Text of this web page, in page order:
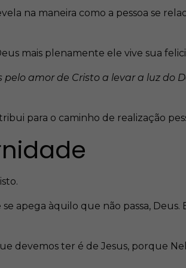
na maneira como a pessoa se
mais plenamente ele vive sua
pelo amor de Cristo a levar a luz do
para o caminho de realização
apega àquilo que não passa, Deus.
devemos ter é de Jesus, porque